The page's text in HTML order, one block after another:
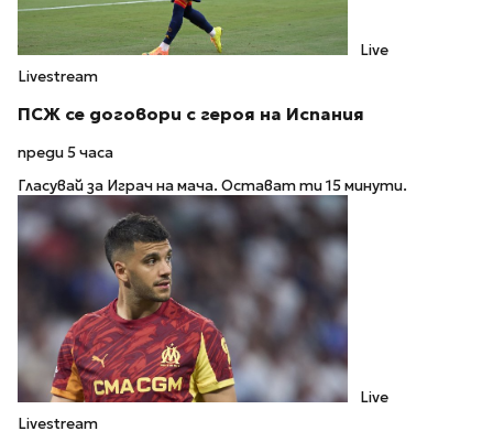
Live
Livestream
ПСЖ се договори с героя на Испания
преди 5 часа
Гласувай за Играч на мача. Остават ти 15 минути.
Live
Livestream